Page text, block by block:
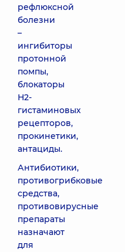
рефлюксной
болезни
–
ингибиторы
протонной
помпы,
блокаторы
Н2-
гистаминовых
рецепторов,
прокинетики,
антациды.
Антибиотики,
противогрибковые
средства,
противовирусные
препараты
назначают
для